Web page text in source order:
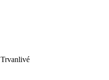
Trvanlivé